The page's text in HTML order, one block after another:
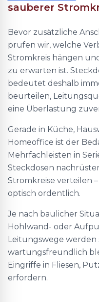
sauberer
Bevor zusätzliche
prüfen wir, welche
Stromkreis hängen
zu erwarten ist.
bedeutet deshalb
beurteilen,
eine Überlastung
Gerade in Küche,
Homeoffice ist der
Mehrfachleisten in
Steckdosen
Stromkreise verteilen
optisch ordentlich.
Je nach baulicher
Hohlwand- oder
Leitungswege werden
wartungsfreundlich
Eingriffe in Fliesen,
erfordern.